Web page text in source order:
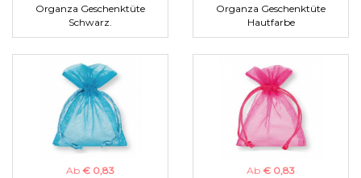
Organza Geschenktüte
Schwarz.
Organza Geschenktüte
Hautfarbe
Ab € 0,83
Ab € 0,83